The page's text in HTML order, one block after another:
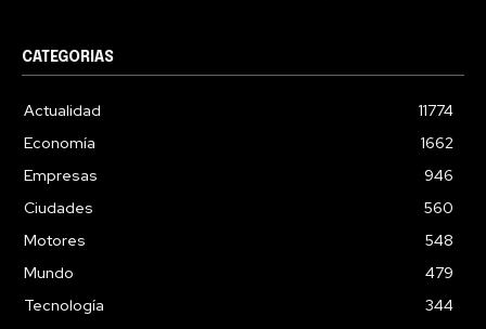
CATEGORIAS
Actualidad
11774
Economía
1662
Empresas
946
Ciudades
560
Motores
548
Mundo
479
Tecnología
344